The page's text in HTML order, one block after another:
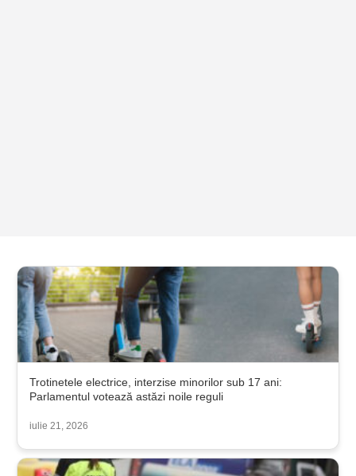
Trotinetele electrice, interzise minorilor sub 17 ani:
Parlamentul votează astăzi noile reguli
iulie 21, 2026